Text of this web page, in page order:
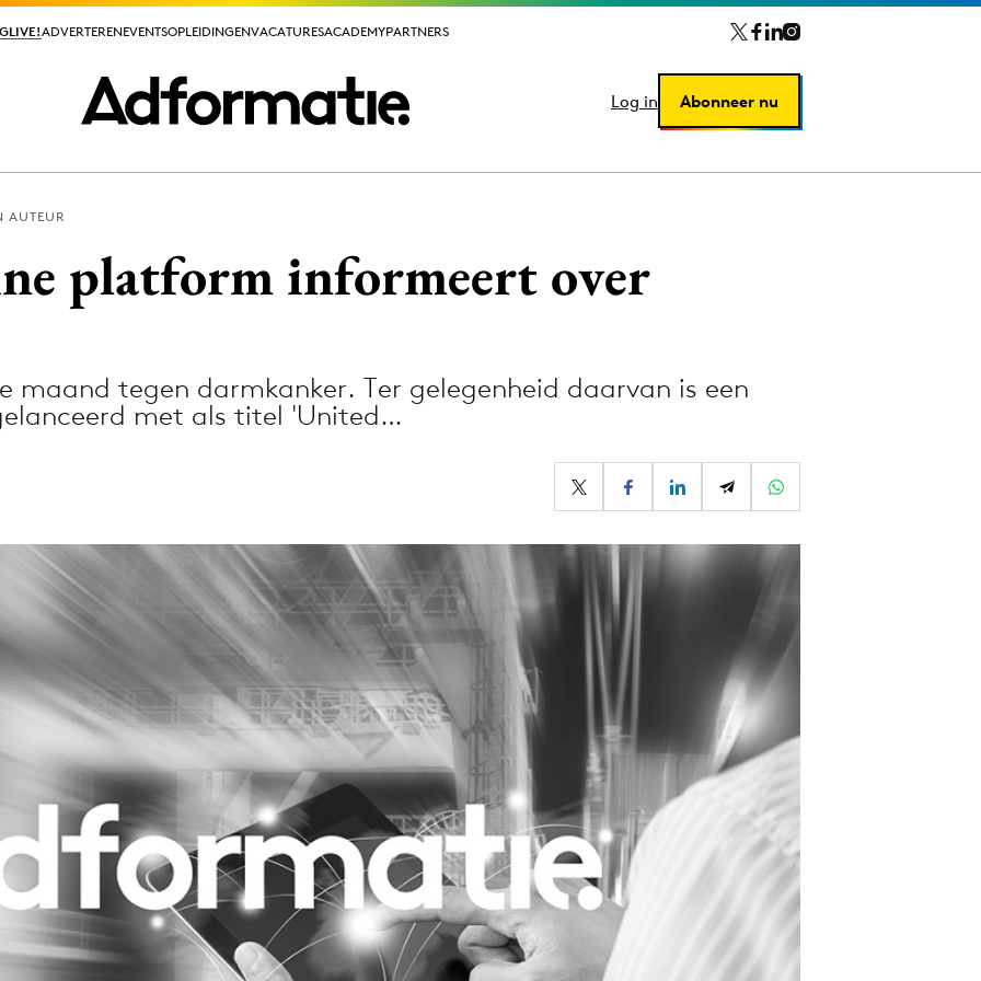
ADVERTERENEVENTSOPLEIDINGENVACATURESACADEMYPARTNERS
Log in Abonneer nu
ADVERTERENEVENTSOPLEIDINGENVACATURESACADEMYPARTNERS
Log in Abonneer nu
Media
Merkstrategie
Reputatie & crisis
AUTEUR
platform informeert over
maand tegen darmkanker. Ter gelegenheid daarvan is een
met als titel 'United…